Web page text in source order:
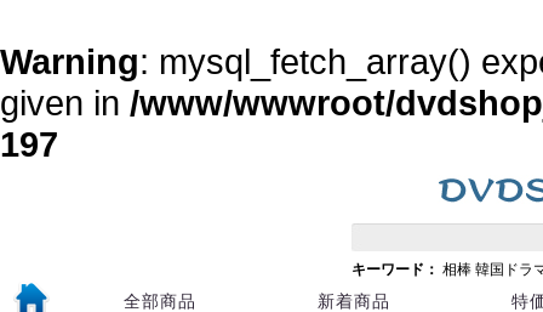
Warning: mysql_fetch_array()
given in /www/wwwroot/
197
キーワード： 相棒 韓国ドラ
全部商品 新着商品 特